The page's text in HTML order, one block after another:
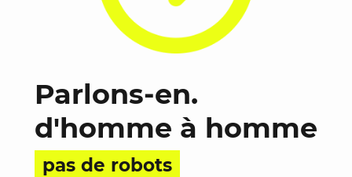
Parlons-en.
d'homme à homme
pas de robots